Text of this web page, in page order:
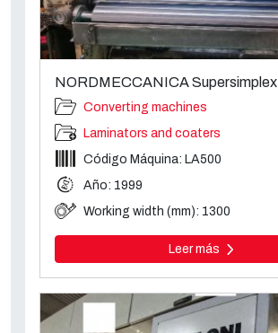
NORDMECCANICA Supersimplex
Converting machines
Laminators and coaters
Código Máquina: LA500
Año: 1999
Working width (mm): 1300
Leer más